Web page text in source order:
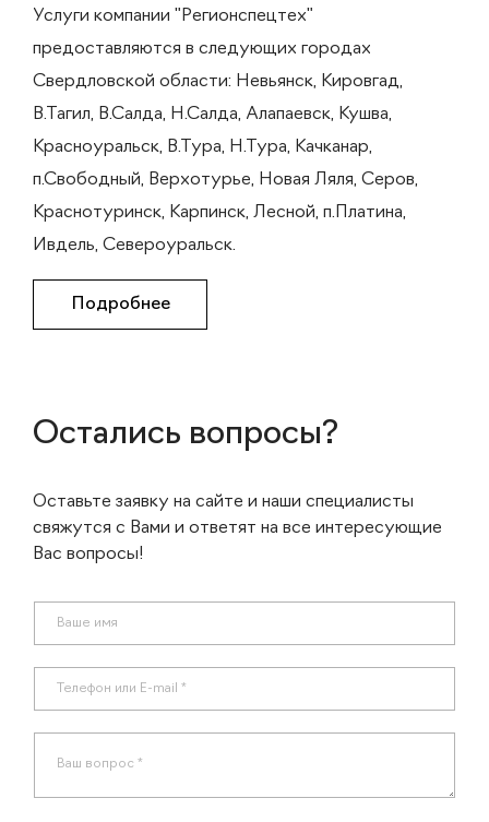
Услуги компании "Регионспецтех"
предоставляются в следующих городах
Свердловской области: Невьянск, Кировгад,
В.Тагил, В.Салда, Н.Салда, Алапаевск, Кушва,
Красноуральск, В.Тура, Н.Тура, Качканар,
п.Свободный, Верхотурье, Новая Ляля, Серов,
Краснотуринск, Карпинск, Лесной, п.Платина,
Ивдель, Североуральск.
Подробнее
Остались вопросы?
Оставьте заявку на сайте и наши специалисты
свяжутся с Вами и ответят на все интересующие
Вас вопросы!